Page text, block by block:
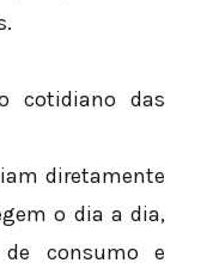
cotidiano das
diretamente
o dia a dia,
de consumo e